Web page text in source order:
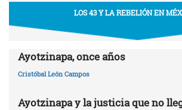
LOS 43 Y LA REBELIÓN EN
Ayotzinapa, once años
Cristóbal León Campos
Ayotzinapa y la justicia que no